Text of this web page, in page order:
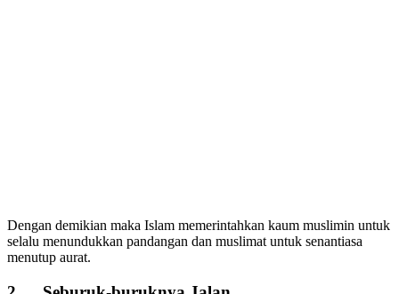
Dengan demikian maka Islam memerintahkan kaum muslimin untuk
selalu menundukkan pandangan dan muslimat untuk senantiasa
menutup aurat.